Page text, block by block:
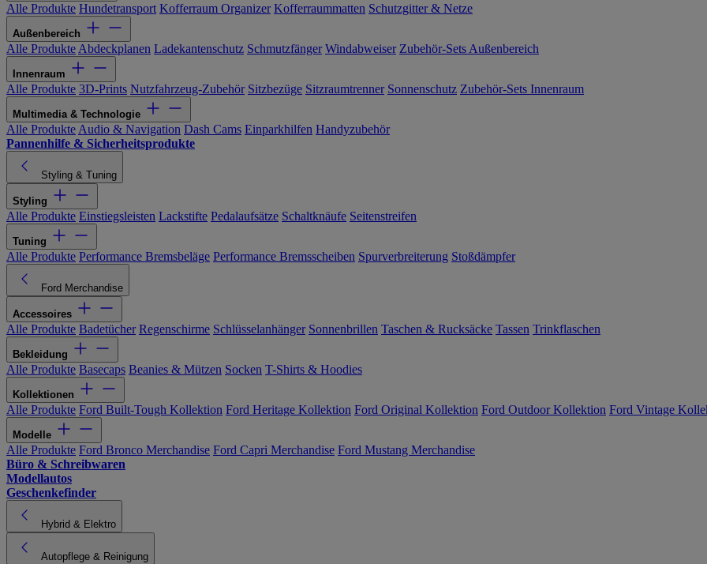
Alle Produkte Hundetransport Kofferraum Organizer Kofferraummatten Schutzgitter & Netze
Außenbereich
Alle Produkte Abdeckplanen Ladekantenschutz Schmutzfänger Windabweiser Zubehör-Sets Außenbereich
Innenraum
Alle Produkte 3D-Prints Nutzfahrzeug-Zubehör Sitzbezüge Sitzraumtrenner Sonnenschutz Zubehör-Sets Innenraum
Multimedia & Technologie
Alle Produkte Audio & Navigation Dash Cams Einparkhilfen Handyzubehör
Pannenhilfe & Sicherheitsprodukte
Styling & Tuning
Styling
Alle Produkte Einstiegsleisten Lackstifte Pedalaufsätze Schaltknäufe Seitenstreifen
Tuning
Alle Produkte Performance Bremsbeläge Performance Bremsscheiben Spurverbreiterung Stoßdämpfer
Ford Merchandise
Accessoires
Alle Produkte Badetücher Regenschirme Schlüsselanhänger Sonnenbrillen Taschen & Rucksäcke Tassen Trinkflaschen
Bekleidung
Alle Produkte Basecaps Beanies & Mützen Socken T-Shirts & Hoodies
Kollektionen
Alle Produkte Ford Built-Tough Kollektion Ford Heritage Kollektion Ford Original Kollektion Ford Outdoor Kollektion Ford Vintage
Modelle
Alle Produkte Ford Bronco Merchandise Ford Capri Merchandise Ford Mustang Merchandise
Büro & Schreibwaren
Modellautos
Geschenkefinder
Hybrid & Elektro
Autopflege & Reinigung